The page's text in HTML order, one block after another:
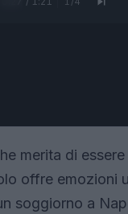
merita di
offre emozioni
soggiorno a